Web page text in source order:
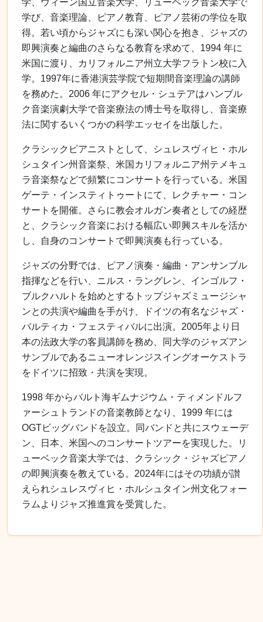
学び、音楽理論、ピアノ教育、ピアノ芸術の学位を取
得。若い頃からジャズにも深い関心を抱き、ジャズの
即興演奏と編曲のさらなる教育を求めて、 1994 年に
米国に渡り、カリフォルニア州立大学フラトン校に入
学。 1997年に香港演芸学院で短期間音楽理論の講師
を務めた。 2006 年にアクセル・シュテアはハンブル
ク音楽演劇大学で音楽療法の博士号を取得し、音楽療
法に関するいくつかの科学エッセイを出版した。
クラシックピアニストとして、シュレスヴィヒ・ホル
シュタイン州音楽祭、米国カリフォルニア州テメキュ
ラ音楽祭などで頻繁にコンサートを行っている。米国
ゲーテ・インスティトゥートにて、レクチャー・コン
サートを開催。さらに教会オルガン奏者としての経歴
と、クラシック音楽における幅広い即興スキルを活か
し、自身のコンサートで即興演奏も行っている。
ジャズの分野では、ピアノ演奏・編曲・アンサンブル
指揮などを行い、ニルス・ラングレン、インゴルフ・
ブルクハルトを始めとするトップジャズミュージシャ
ンとの共演や編曲を手がけ、ドイツの有名なジャズ・
バルティカ・フェスティバルに出演。 2005年より日
本の法政大学の客員講師を務め、同大学のジャズアン
サンブルであるニューオレンジスイングオーケストラ
をドイツに招致・共演を実現。
1998 年からバルト海ギムナジウム・ティメンドルフ
ァーシュトランドの音楽教師となり、 1999 年には
OGTビッグバンドを設立。同バンドと共にスウェーデ
ン、日本、米国へのコンサートツアーを実現した。リ
ューベック音楽大学では、クラシック・ジャズピアノ
の即興演奏を教えている。 2024年にはその功績が讃
えられシュレスヴィヒ・ホルシュタイン州文化フォー
ラムよりジャズ推進賞を受賞した。